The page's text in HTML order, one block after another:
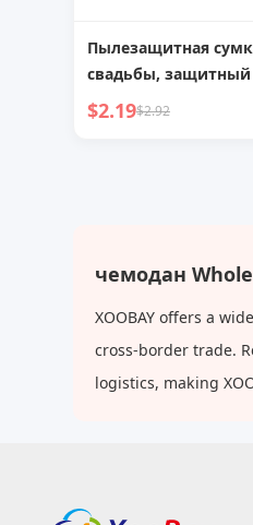
Пылезащитная
свадьбы, защитный
красный кожаный
дюйма
$2.19$2.92
чемодан
XOOBAY offers a
cross-border trade.
logistics, making